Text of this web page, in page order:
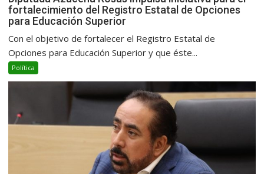
fortalecimiento del Registro Estatal de Opciones
para Educación Superior
Con el objetivo de fortalecer el Registro Estatal de
Opciones para Educación Superior y que éste...
Política